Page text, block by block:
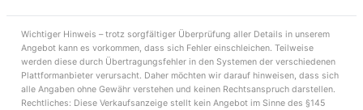
Wichtiger Hinweis – trotz sorgfältiger Überprüfung aller Details in unserem
Angebot kann es vorkommen, dass sich Fehler einschleichen. Teilweise
werden diese durch Übertragungsfehler in den Systemen der verschiedenen
Plattformanbieter verursacht. Daher möchten wir darauf hinweisen, dass sich
alle Angaben ohne Gewähr verstehen und keinen Rechtsanspruch darstellen.
Rechtliches: Diese Verkaufsanzeige stellt kein Angebot im Sinne des §145